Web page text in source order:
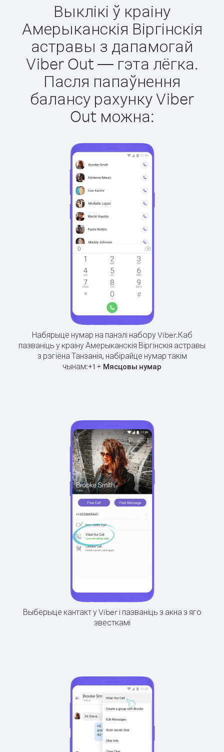
Выклікі ў краіну
Амерыканскія Віргінскія
астравы з дапамогай
Viber Out — гэта лёгка.
Пасля папаўнення
балансу рахунку Viber
Out можна:
Набярыце нумар на панэлі набору Viber.Каб
пазваніць у краіну Амерыканскія Віргінскія астравы
з рэгіёна Танзанія, набірайце нумар такім
чынам:+1 + Мясцовы нумар
Выберыце кантакт у Viber і пазваніць з акна з яго
звесткамі